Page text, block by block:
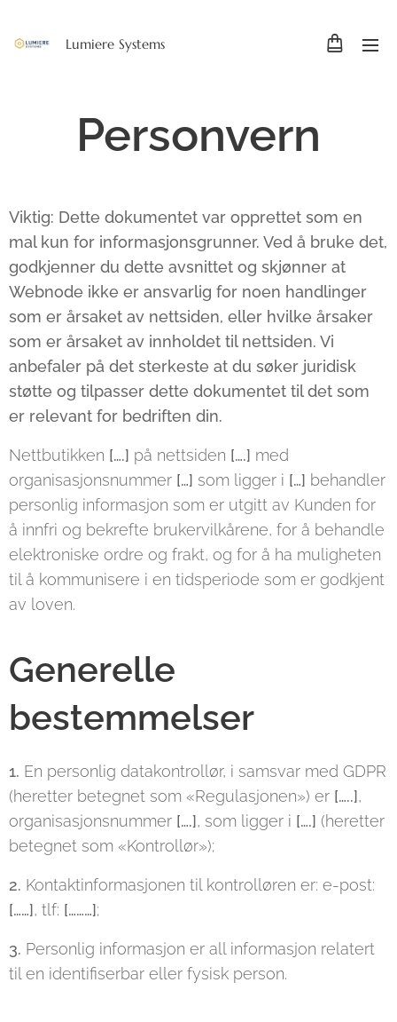
Lumiere Systems
Personvern
Viktig: Dette dokumentet var opprettet som en
mal kun for informasjonsgrunner. Ved å bruke det,
godkjenner du dette avsnittet og skjønner at
Webnode ikke er ansvarlig for noen handlinger
som er årsaket av nettsiden, eller hvilke årsaker
som er årsaket av innholdet til nettsiden. Vi
anbefaler på det sterkeste at du søker juridisk
støtte og tilpasser dette dokumentet til det som
er relevant for bedriften din.
Nettbutikken [….] på nettsiden [….] med
organisasjonsnummer […] som ligger i […] behandler
personlig informasjon som er utgitt av Kunden for
å innfri og bekrefte brukervilkårene, for å behandle
elektroniske ordre og frakt, og for å ha muligheten
til å kommunisere i en tidsperiode som er godkjent
av loven.
Generelle
bestemmelser
1. En personlig datakontrollør, i samsvar med GDPR
(heretter betegnet som «Regulasjonen») er […..],
organisasjonsnummer [….], som ligger i [….] (heretter
betegnet som «Kontrollør»);
2. Kontaktinformasjonen til kontrolløren er: e-post:
[……], tlf: [………];
3. Personlig informasjon er all informasjon relatert
til en identifiserbar eller fysisk person.